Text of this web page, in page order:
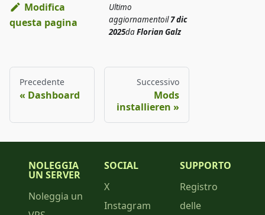
Modifica
questa pagina
Ultimo
aggiornamentoil7 dic
2025daFlorian Galz
Precedente
Dashboard
Successivo
Mods
installieren
NOLEGGIA
UN SERVER
Noleggia un
SOCIAL
X
Instagram
SUPPORTO
Registro
delle